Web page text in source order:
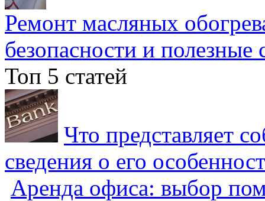
Ремонт масляных
безопасности и полезные
Топ 5 статей
Что представляет
сведения о его
Аренда офиса: выбор